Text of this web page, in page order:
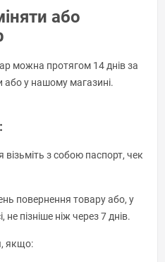
або
можна протягом 14 днів за
у нашому магазині.
з собою паспорт, чек
повернення товару або, у
не пізніше ніж через 7 днів.
якщо: